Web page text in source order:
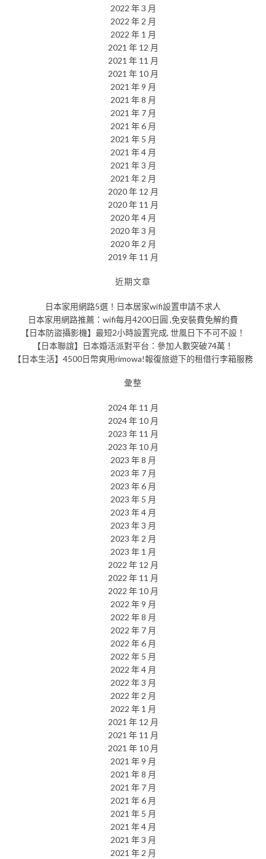
2022 年 3 月
2022 年 2 月
2022 年 1 月
2021 年 12 月
2021 年 11 月
2021 年 10 月
2021 年 9 月
2021 年 8 月
2021 年 7 月
2021 年 6 月
2021 年 5 月
2021 年 4 月
2021 年 3 月
2021 年 2 月
2020 年 12 月
2020 年 11 月
2020 年 4 月
2020 年 3 月
2020 年 2 月
2019 年 11 月
近期文章
日本家用網路5選！日本居家wifi設置申請不求人
日本家用網路推薦：wifi每月4200日圓 ,免安裝費免解約費
【日本防盜攝影機】最短2小時設置完成, 世風日下不可不設！
【日本聯誼】日本婚活派對平台：參加人數突破74萬！
【日本生活】4500日幣爽用rimowa!報復旅遊下的租借行李箱服務
彙整
2024 年 11 月
2024 年 10 月
2023 年 11 月
2023 年 10 月
2023 年 8 月
2023 年 7 月
2023 年 6 月
2023 年 5 月
2023 年 4 月
2023 年 3 月
2023 年 2 月
2023 年 1 月
2022 年 12 月
2022 年 11 月
2022 年 10 月
2022 年 9 月
2022 年 8 月
2022 年 7 月
2022 年 6 月
2022 年 5 月
2022 年 4 月
2022 年 3 月
2022 年 2 月
2022 年 1 月
2021 年 12 月
2021 年 11 月
2021 年 10 月
2021 年 9 月
2021 年 8 月
2021 年 7 月
2021 年 6 月
2021 年 5 月
2021 年 4 月
2021 年 3 月
2021 年 2 月